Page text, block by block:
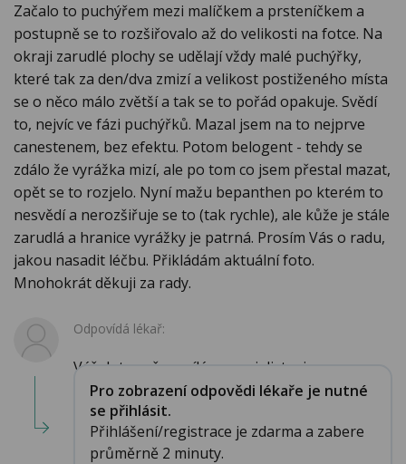
Začalo to puchýřem mezi malíčkem a prsteníčkem a
postupně se to rozšiřovalo až do velikosti na fotce. Na
okraji zarudlé plochy se udělají vždy malé puchýřky,
které tak za den/dva zmizí a velikost postiženého místa
se o něco málo zvětší a tak se to pořád opakuje. Svědí
to, nejvíc ve fázi puchýřků. Mazal jsem na to nejprve
canestenem, bez efektu. Potom belogent - tehdy se
zdálo že vyrážka mizí, ale po tom co jsem přestal mazat,
opět se to rozjelo. Nyní mažu bepanthen po kterém to
nesvědí a nerozšiřuje se to (tak rychle), ale kůže je stále
zarudlá a hranice vyrážky je patrná. Prosím Vás o radu,
jakou nasadit léčbu. Přikládám aktuální foto.
Mnohokrát děkuji za rady.
Odpovídá lékař:
Váš dotaz přeposílám specialistovi....
Pro zobrazení odpovědi lékaře je nutné
se přihlásit.
Přihlášení/registrace je zdarma a zabere
průměrně 2 minuty.